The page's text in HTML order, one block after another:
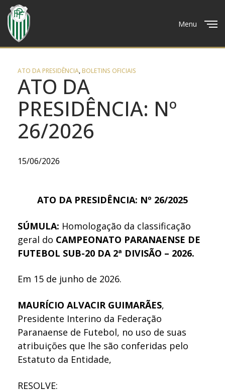
Menu
ATO DA PRESIDÊNCIA,BOLETINS OFICIAIS
ATO DA
PRESIDÊNCIA: Nº
26/2026
15/06/2026
ATO DA PRESIDÊNCIA: Nº 26/2025
SÚMULA: Homologação da classificação
geral do CAMPEONATO PARANAENSE DE
FUTEBOL SUB-20 DA 2ª DIVISÃO – 2026.
Em 15 de junho de 2026.
MAURÍCIO ALVACIR GUIMARÃES,
Presidente Interino da Federação
Paranaense de Futebol, no uso de suas
atribuições que lhe são conferidas pelo
Estatuto da Entidade,
RESOLVE: